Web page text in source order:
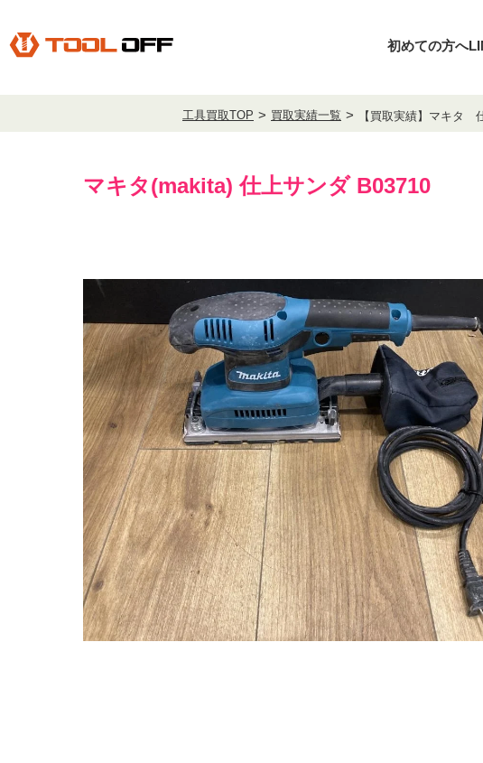
初めての方へ
工具買取TOP 買取実績一覧 【買取実績】マキタ
マキタ(makita) 仕上サンダ B03710